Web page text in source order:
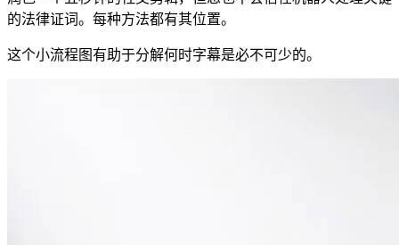
的法律证词。每种方法都有其位置。
这个小流程图有助于分解何时字幕是必不可少的。